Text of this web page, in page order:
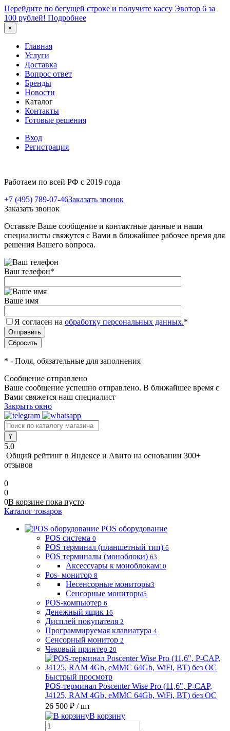
Перейдите по бегущей строке и получите кассу Эвотор 6 за
100 рублей! Подробнее
×
Главная
Услуги
Доставка
Вопрос ответ
Бренды
Новости
Каталог
Контакты
Готовые решения
Вход
Регистрация
Работаем по всей РФ с 2019 года
+7 (495) 789-07-46Заказать звонок
Заказать звонок
Оставьте Ваше сообщение и контактные данные и наши
специалисты свяжутся с Вами в ближайшее рабочее время для
решения Вашего вопроса.
Ваш телефон*
Ваше имя
Я согласен на обработку персональных данных.*
* - Поля, обязательные для заполнения
Сообщение отправлено
Ваше сообщение успешно отправлено. В ближайшее время с
Вами свяжется наш специалист
Закрыть окно
5.0
Общий рейтинг в Яндексе и Авито на основании 300+
отзывов
0
0
0В корзине пока пусто
Каталог товаров
POS оборудование
POS система 0
POS терминал (планшетный тип) 6
POS терминалы (моноблоки) 63
Аксессуары к моноблокам10
Pos- монитор 8
Несенсорные мониторы3
Сенсорные мониторы5
POS-компьютер 6
Денежный ящик 16
Дисплей покупателя 2
Программируемая клавиатура 4
Сенсорный монитор 2
Чековый принтер 20
Быстрый просмотр
POS-терминал Poscenter Wise Pro (11,6", P-CAP,
J4125, RAM 4Gb, eMMC 64Gb, WiFi, BT) без ОС
26 500 ₽ / шт
В корзину